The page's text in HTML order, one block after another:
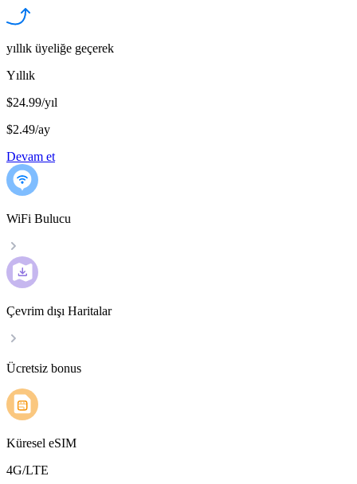
yıllık üyeliğe geçerek
Yıllık
$24.99/yıl
$2.49/ay
Devam et
WiFi Bulucu
Çevrim dışı Haritalar
Ücretsiz bonus
Küresel eSIM
4G/LTE